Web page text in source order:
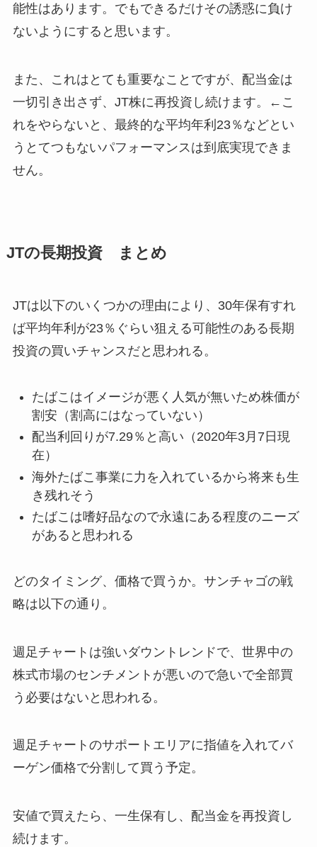
能性はあります。でもできるだけその誘惑に負け
ないようにすると思います。
また、これはとても重要なことですが、配当金は
一切引き出さず、JT株に再投資し続けます。←こ
れをやらないと、最終的な平均年利23％などとい
うとてつもないパフォーマンスは到底実現できま
せん。
JTの長期投資 まとめ
JTは以下のいくつかの理由により、30年保有すれ
ば平均年利が23％ぐらい狙える可能性のある長期
投資の買いチャンスだと思われる。
たばこはイメージが悪く人気が無いため株価が
割安（割高にはなっていない）
配当利回りが7.29％と高い（2020年3月7日現
在）
海外たばこ事業に力を入れているから将来も生
き残れそう
たばこは嗜好品なので永遠にある程度のニーズ
があると思われる
どのタイミング、価格で買うか。サンチャゴの戦
略は以下の通り。
週足チャートは強いダウントレンドで、世界中の
株式市場のセンチメントが悪いので急いで全部買
う必要はないと思われる。
週足チャートのサポートエリアに指値を入れてバ
ーゲン価格で分割して買う予定。
安値で買えたら、一生保有し、配当金を再投資し
続けます。